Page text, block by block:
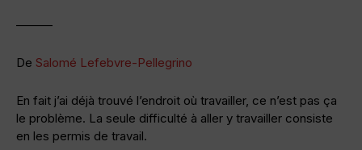
———
De Salomé Lefebvre-Pellegrino
En fait j’ai déjà trouvé l’endroit où travailler, ce n’est pas ça
le problème. La seule difficulté à aller y travailler consiste
en les permis de travail.